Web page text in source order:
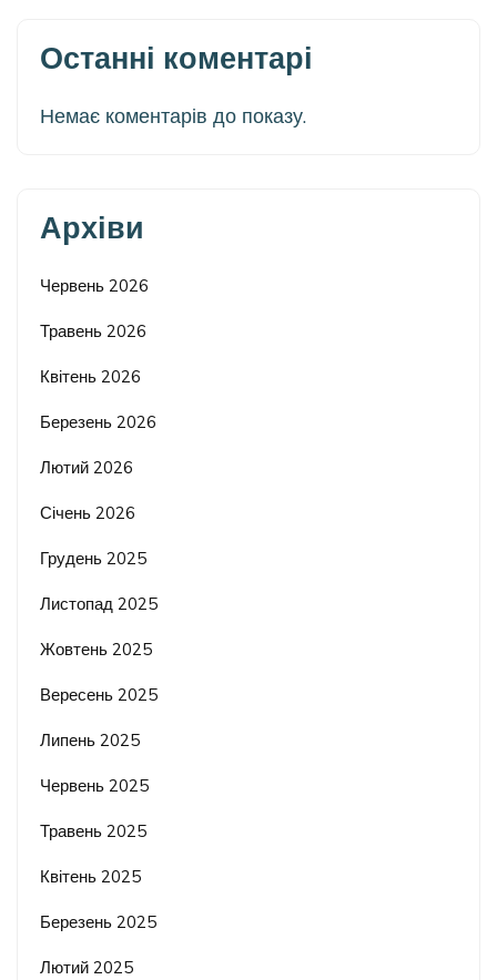
Останні коментарі
Немає коментарів до показу.
Архіви
Червень 2026
Травень 2026
Квітень 2026
Березень 2026
Лютий 2026
Січень 2026
Грудень 2025
Листопад 2025
Жовтень 2025
Вересень 2025
Липень 2025
Червень 2025
Травень 2025
Квітень 2025
Березень 2025
Лютий 2025